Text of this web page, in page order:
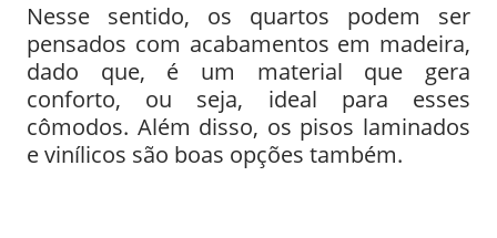
Nesse sentido, os quartos podem ser
pensados com acabamentos em madeira,
dado que, é um material que gera
conforto, ou seja, ideal para esses
cômodos. Além disso, os pisos laminados
e vinílicos são boas opções também.